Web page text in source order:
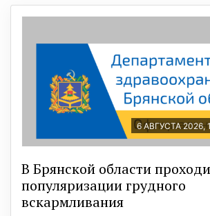
6 АВГУСТА 2026,
В Брянской области
популяризации грудного
вскармливания